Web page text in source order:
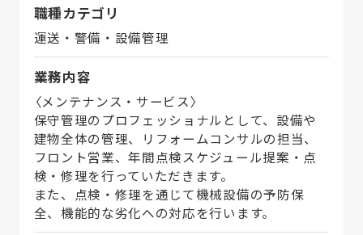
職種カテゴリ
運送・警備・設備管理
業務内容
〈メンテナンス・サービス〉
保守管理のプロフェッショナルとして、設備や
建物全体の管理、リフォームコンサルの担当、
フロント営業、年間点検スケジュール提案・点
検・修理を行っていただきます。
また、点検・修理を通じて機械設備の予防保
全、機能的な劣化への対応を行います。